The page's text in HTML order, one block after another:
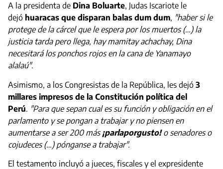
A la presidenta de Dina Boluarte, Judas Iscariote le
dejó huaracas que disparan balas dum dum, "haber si le
protege de la cárcel que le espera por los muertos (…) la
justicia tarda pero llega, hay mamitay achachay, Dina
necesitará los ponchos rojos en la cana de Yanamayo
alalaú".
Asimismo, a los Congresistas de la República, les dejó 3
millares impresos de la Constitución política del
Perú. "Para que sepan cual es su función y obligación en el
parlamento y se pongan a trabajar y no piensen en
aumentarse a ser 200 más¡parlaporgusto!o senadores o
cojudeces (…) pónganse a trabajar".
El testamento incluyó a jueces, fiscales y el expresidente